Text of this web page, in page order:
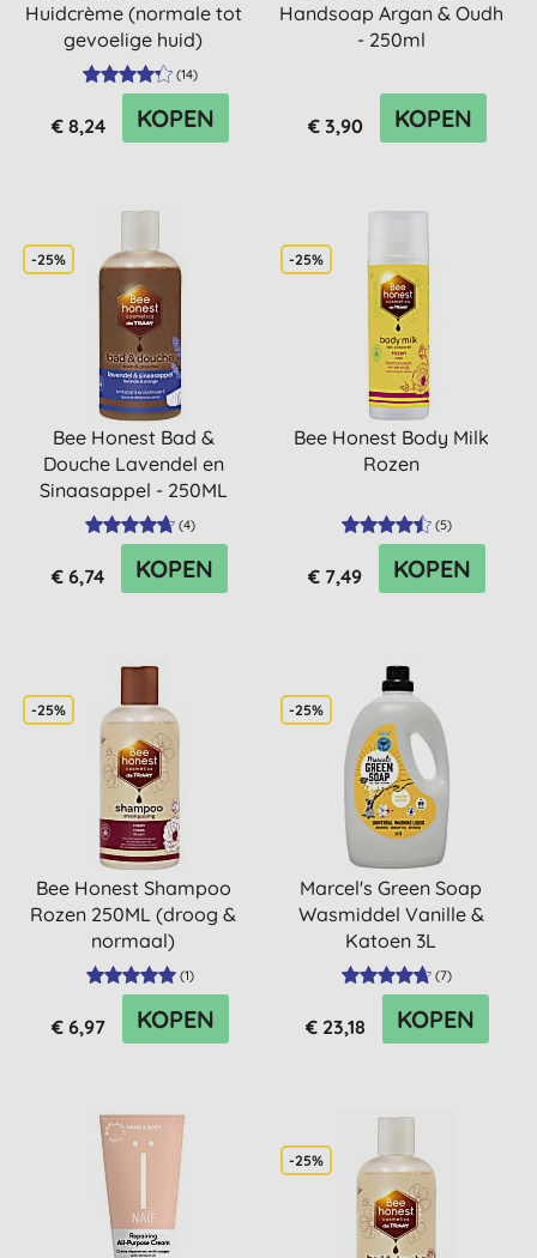
Huidcrème (normale tot
gevoelige huid)
(14)
€ 8,24 KOPEN
Handsoap Argan & Oudh
- 250ml
€ 3,90 KOPEN
-25%
Bee Honest Bad &
Douche Lavendel en
Sinaasappel - 250ML
(4)
€ 6,74 KOPEN
-25%
Bee Honest Body Milk
Rozen
(5)
€ 7,49 KOPEN
-25%
Bee Honest Shampoo
Rozen 250ML (droog &
normaal)
(1)
€ 6,97 KOPEN
-25%
Marcel's Green Soap
Wasmiddel Vanille &
Katoen 3L
(7)
€ 23,18 KOPEN
-25%